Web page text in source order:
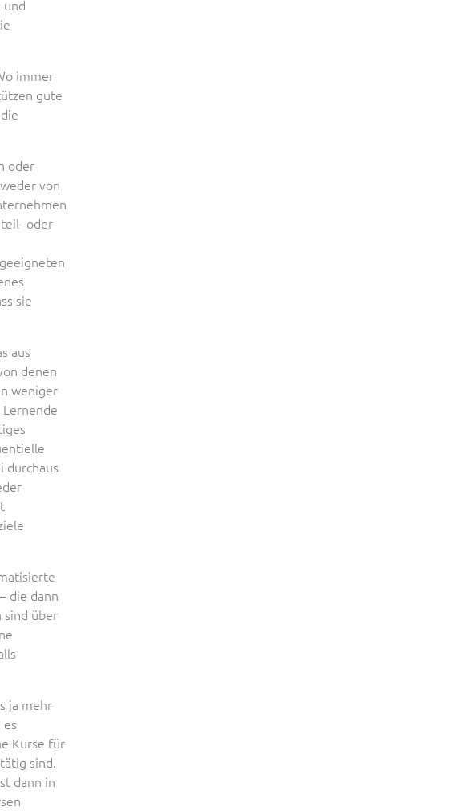
und
immer
gute
oder
von
oder
sie
aus
denen
weniger
durchaus
die dann
sind über
ja mehr
Kurse für
sind.
dann in